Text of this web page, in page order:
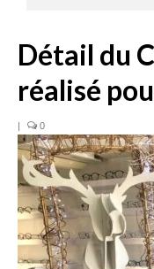
CONSEILS &
Détail du
réalisé
| 0